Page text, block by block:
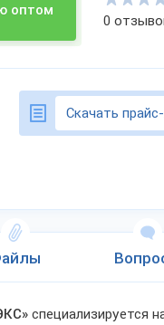
оптом
0
Скачать
специализируется